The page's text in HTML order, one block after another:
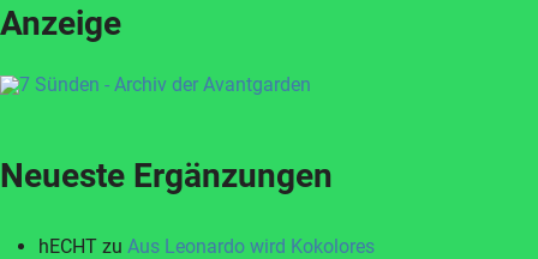
Anzeige
Neueste Ergänzungen
hECHT zu Aus Leonardo wird Kokolores